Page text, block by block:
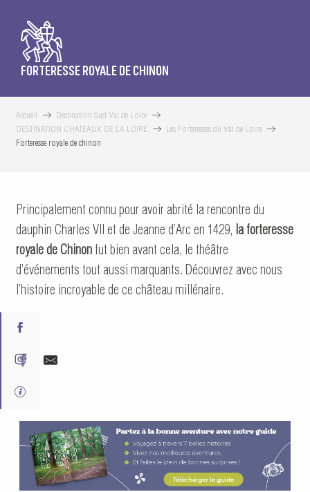
FORTERESSE ROYALE DE CHINON
Accueil
Destination Sud Val de Loire
DESTINATION CHATEAUX DE LA LOIRE
Les Forteresses du Val de Loire
Forteresse royale de chinon
Principalement connu pour avoir abrité la rencontre du
dauphin Charles VII et de Jeanne d’Arc en 1429, la forteresse
royale de Chinon fut bien avant cela, le théâtre
d’événements tout aussi marquants. Découvrez avec nous
l’histoire incroyable de ce château millénaire.